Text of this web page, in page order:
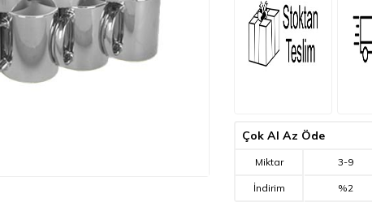
Çok Al Az Öde
Miktar
İndirim
3-9
%2